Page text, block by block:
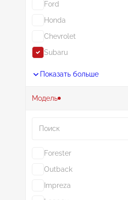
Ford
Honda
Chevrolet
Subaru
Показать больше
Модель
Forester
Outback
Impreza